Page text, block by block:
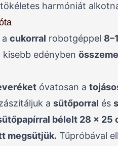
harmóniát
a cukorral robotgéppel
kisebb edényben
óvatosan a
a sütőporral és
bélelt 28 × 25
megsütjük. Tűpróbával